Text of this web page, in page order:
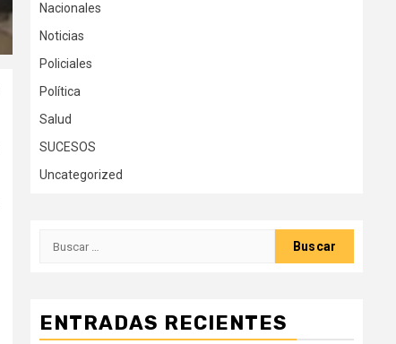
Nacionales
Noticias
Policiales
Política
Salud
SUCESOS
Uncategorized
Buscar:
ENTRADAS RECIENTES